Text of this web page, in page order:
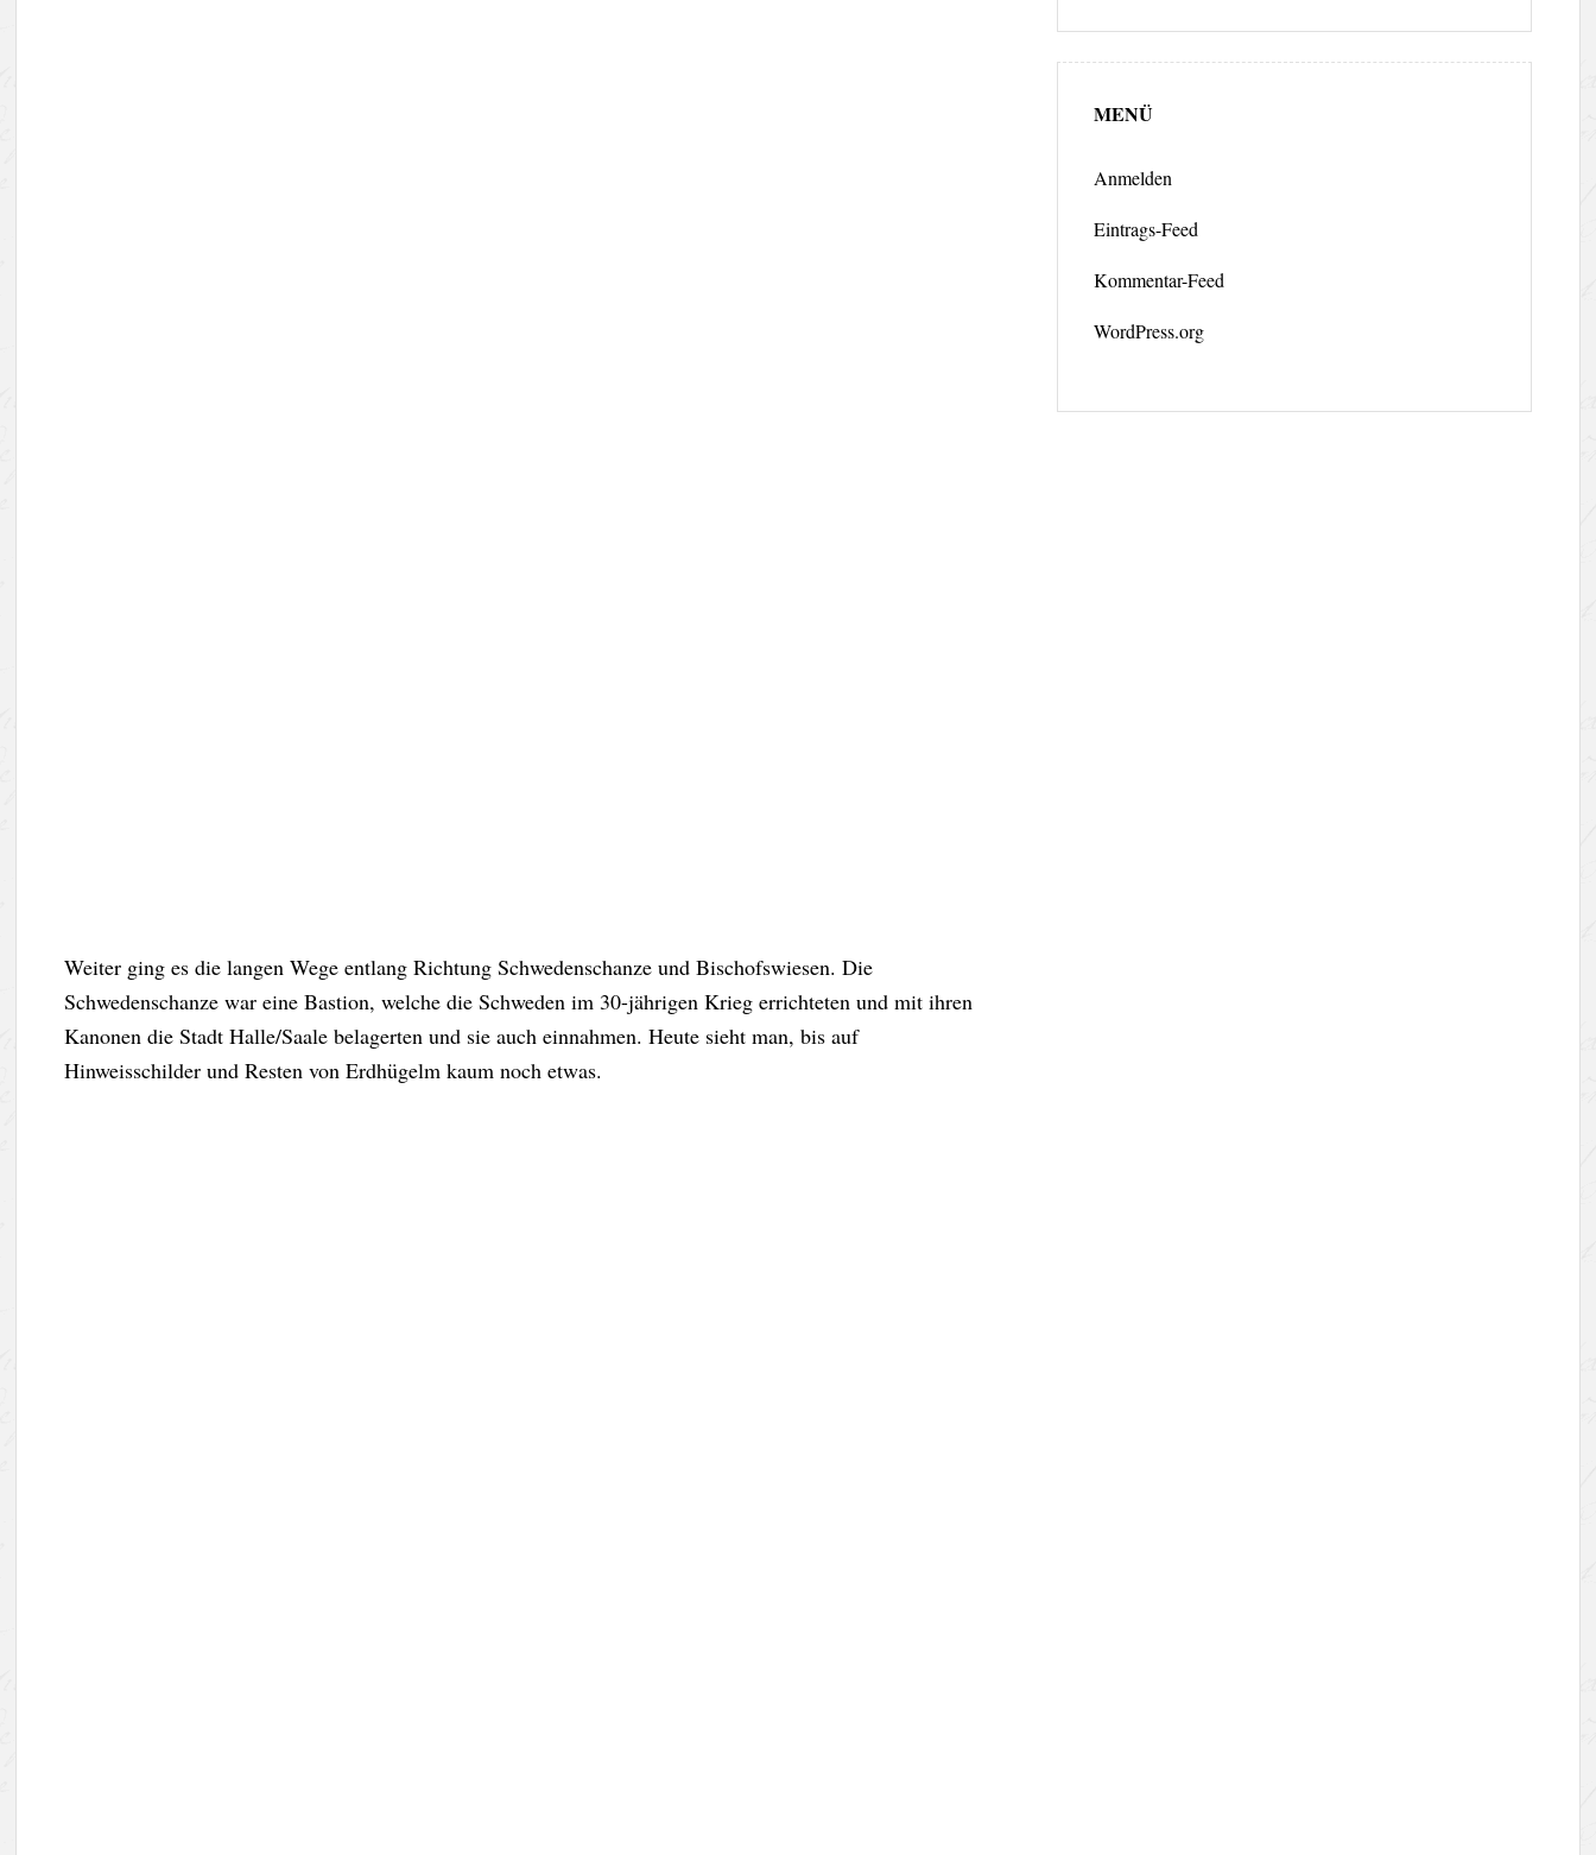
Weiter ging es die langen Wege entlang Richtung Schwedenschanze und Bischofswiesen. Die
Schwedenschanze war eine Bastion, welche die Schweden im 30-jährigen Krieg errichteten und mit ihren
Kanonen die Stadt Halle/Saale belagerten und sie auch einnahmen. Heute sieht man, bis auf
Hinweisschilder und Resten von Erdhügelm kaum noch etwas.
MENÜ
Anmelden
Eintrags-Feed
Kommentar-Feed
WordPress.org